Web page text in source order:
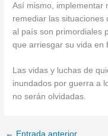
Así mismo, implementar
remediar las situaciones
al país son primordiales
que arriesgar su vida en
Las vidas y luchas de
inundados por guerra a
no serán olvidadas.
← Entrada anterior